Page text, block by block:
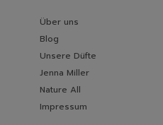
Über uns
Blog
Unsere Düfte
Jenna Miller
Nature All
Impressum